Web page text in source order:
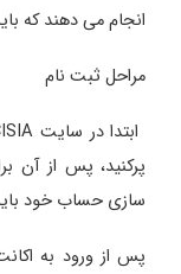
انجام می دهند که
مراحل ثبت نام
پرکنید، پس از آن
سازی حساب خود
پس از ورود به